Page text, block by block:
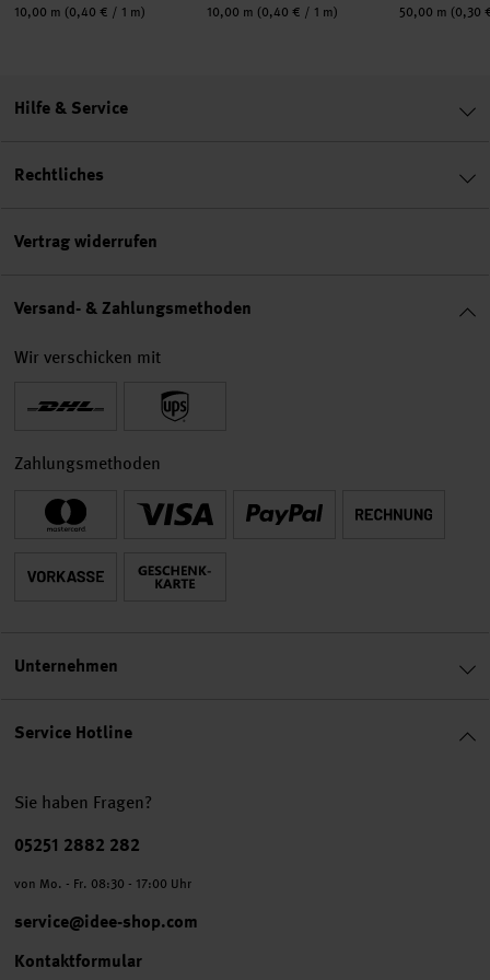
Inhalt:
10,00 m (0,40 € / 1 m) Inhalt:
10,00 m (0,40 € / 1 m) Inhalt:
50,00 m (0,30
Service Hotline
Sie haben Fragen?
Telefonnummer
05251 2882 282
von Mo. - Fr. 08:30 - 17:00 Uhr
service@idee-shop.com
Kontaktformular
Hilfe & Service
Rechtliches
Vertrag widerrufen
Versand- & Zahlungsmethoden
Wir verschicken mit
Zahlungsmethoden
Unternehmen